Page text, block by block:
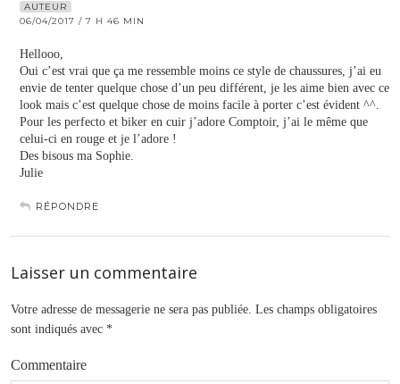
AUTEUR
06/04/2017 / 7 H 46 MIN
Hellooo,
Oui c’est vrai que ça me ressemble moins ce style de chaussures, j’ai eu
envie de tenter quelque chose d’un peu différent, je les aime bien avec ce
look mais c’est quelque chose de moins facile à porter c’est évident ^^.
Pour les perfecto et biker en cuir j’adore Comptoir, j’ai le même que
celui-ci en rouge et je l’adore !
Des bisous ma Sophie.
Julie
RÉPONDRE
Laisser un commentaire
Votre adresse de messagerie ne sera pas publiée. Les champs obligatoires
sont indiqués avec *
Commentaire